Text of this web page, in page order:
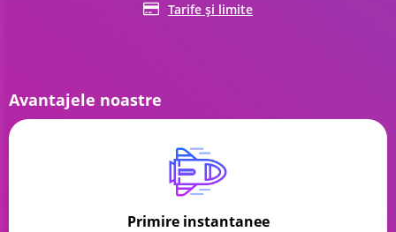
Tarife și limite
Avantajele noastre
Primire instantanee